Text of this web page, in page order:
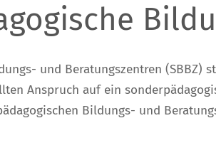
und Beratungszentren
Anspruch auf ein
Bildungs- und